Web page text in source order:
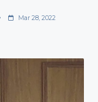
Mar 28, 2022